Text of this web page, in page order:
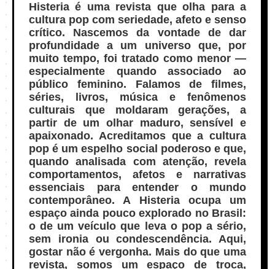
Histeria é uma revista que olha para a
cultura pop com seriedade, afeto e senso
crítico. Nascemos da vontade de dar
profundidade a um universo que, por
muito tempo, foi tratado como menor —
especialmente quando associado ao
público feminino. Falamos de filmes,
séries, livros, música e fenômenos
culturais que moldaram gerações, a
partir de um olhar maduro, sensível e
apaixonado. Acreditamos que a cultura
pop é um espelho social poderoso e que,
quando analisada com atenção, revela
comportamentos, afetos e narrativas
essenciais para entender o mundo
contemporâneo. A Histeria ocupa um
espaço ainda pouco explorado no Brasil:
o de um veículo que leva o pop a sério,
sem ironia ou condescendência. Aqui,
gostar não é vergonha. Mais do que uma
revista, somos um espaço de troca,